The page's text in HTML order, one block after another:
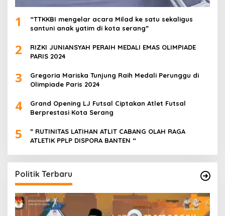
1
“TTKKBI mengelar acara Milad ke satu sekaligus
santuni anak yatim di kota serang”
2
RIZKI JUNIANSYAH PERAIH MEDALI EMAS OLIMPIADE
PARIS 2024
3
Gregoria Mariska Tunjung Raih Medali Perunggu di
Olimpiade Paris 2024
4
Grand Opening LJ Futsal Ciptakan Atlet Futsal
Berprestasi Kota Serang
5
” RUTINITAS LATIHAN ATLIT CABANG OLAH RAGA
ATLETIK PPLP DISPORA BANTEN “
Politik Terbaru